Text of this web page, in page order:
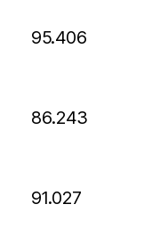
95.406
86.243
91.027